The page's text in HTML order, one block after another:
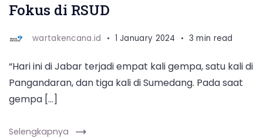
Fokus di RSUD
wartakencana.id 1 January 2024 3 min read
“Hari ini di Jabar terjadi empat kali gempa, satu kali di
Pangandaran, dan tiga kali di Sumedang. Pada saat
gempa […]
Selengkapnya